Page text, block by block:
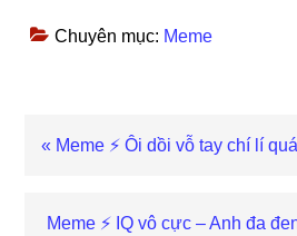
Chuyên mục: Meme
Previous
« Meme ⚡ Ôi dồi vỗ tay chí lí quá
Next
Meme ⚡ IQ vô cực – Anh đa